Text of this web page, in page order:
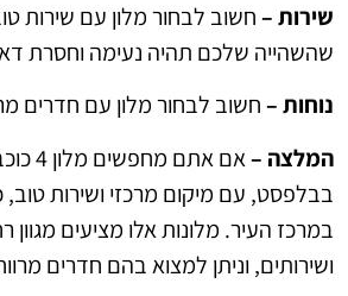
שירות –חשוב לבחור מלון עם שירות
שהשהייה שלכם תהיה נעימה וחסרת
נוחות –חשוב לבחור מלון עם חדרים
המלצה –
אם אתם
בבלפסט, עם מיקום מרכזי ושירות טוב,
במרכז העיר. מלונות אלו מציעים
ושירותים, וניתן למצוא בהם חדרים